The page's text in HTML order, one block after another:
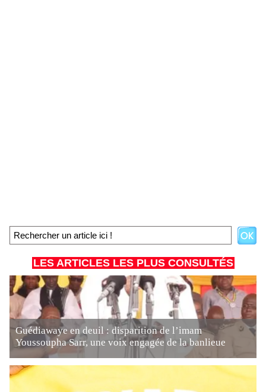
LES ARTICLES LES PLUS CONSULTÉS
Guédiawaye en deuil : disparition de l’imam
Youssoupha Sarr, une voix engagée de la banlieue